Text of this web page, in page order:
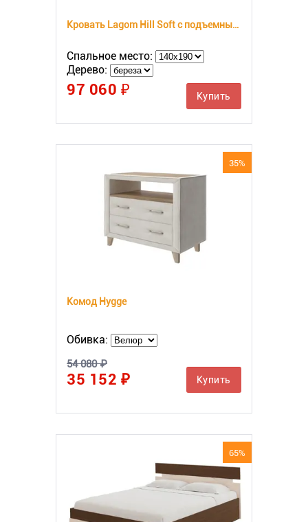
Кровать Lagom Hill Soft с подъемным механизмом
Спальное место:
Дерево:
97 060 ₽ Купить
35%
Комод Hygge
Обивка:
54 080 ₽
35 152 ₽ Купить
65%